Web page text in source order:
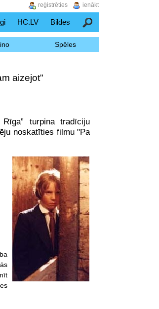
HC.LV Bildes Meklēšana
Spēles
aizejot"
turpina tradīciju
noskatīties filmu "Pa
ienākt
reģistrēties